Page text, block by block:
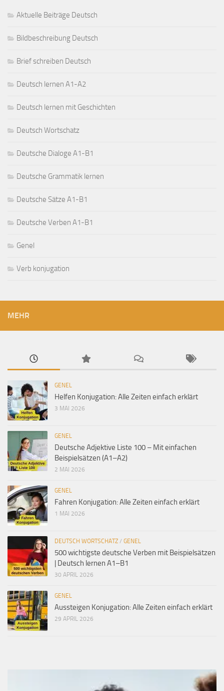
Aktuelle Beiträge Deutsch
Bildbeschreibung Deutsch
Brief schreiben Deutsch
Deutsch lernen A1-A2
Deutsch lernen mit Geschichten
Deutsch Wortschatz
Deutsche Dialoge A1-B1
Deutsche Grammatik lernen
Deutsche Sätze A1-B1
Deutsche Verben A1-B1
Genel
Verb konjugation
MEHR
GENEL
Helfen Konjugation: Alle Zeiten einfach erklärt
3 MAI 2026
GENEL
Deutsche Adjektive Liste 100 – Mit einfachen
Beispielsätzen (A1–A2)
2 MAI 2026
GENEL
Fahren Konjugation: Alle Zeiten einfach erklärt
1 MAI 2026
DEUTSCH WORTSCHATZ / GENEL
500 wichtigste deutsche Verben mit Beispielsätzen
| Deutsch lernen A1–B1
30 APRIL 2026
GENEL
Aussteigen Konjugation: Alle Zeiten einfach erklärt
29 APRIL 2026